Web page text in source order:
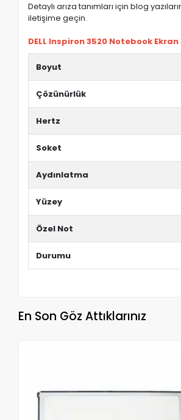
Detaylı arıza tanımları için blog
iletişime geçin.
DELL Inspiron 3520 Notebook
Boyut
Çözünürlük
Hertz
Soket
Aydınlatma
Yüzey
Özel Not
Durumu
En Son Göz Attıklarınız